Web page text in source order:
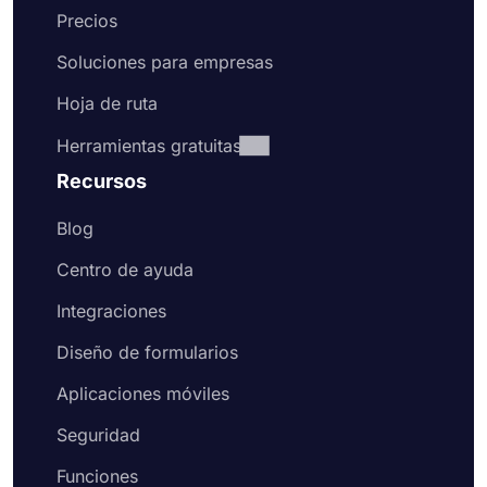
solicitud en línea:
Seleccione una plantilla de formulario
Agregue preguntas de elección o campos de
texto para hacer sus preguntas, o edite las
preguntas existentes
Agregue el logotipo de su organización a
Habilite la página de bienvenida para dar la
explicarles lo que deben hacer para
presentar su solicitud.
Dirígete a la pestaña de diseño y cambia el
aspecto de tu formulario de solicitud.
o insértelo en su sitio web
Comience con plantillas gratuitas
Precios
Soluciones para empresas
Hoja de ruta
Herramientas gratuitas
Recursos
Blog
Centro de ayuda
Integraciones
Diseño de formularios
Aplicaciones móviles
Seguridad
Funciones